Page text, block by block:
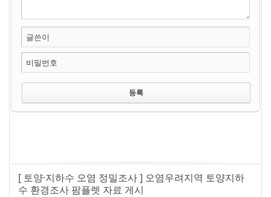
글쓴이
비밀번호
[ 토양·지하수 오염 정밀조사 ] 오염우려지역 토양지하
수 환경조사 팜플렛 자료 게시